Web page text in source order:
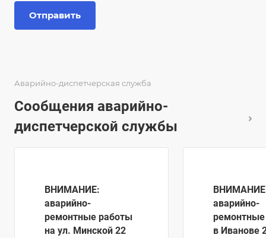
Отправить
Аварийно-диспетчерская служба
Сообщения аварийно-
диспетчерской службы
ВНИМАНИЕ:
аварийно-
ремонтные работы
на ул. Минской 22
аварийно-
в Иванове